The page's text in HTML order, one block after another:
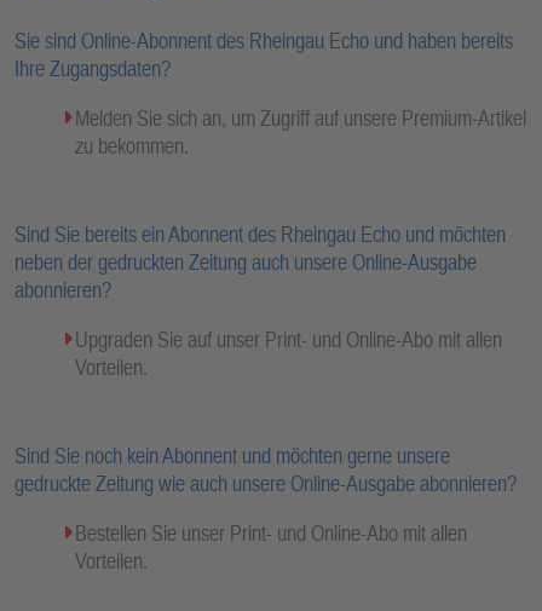
Sie sind Online-Abonnent des Rheingau Echo und haben bereits
Ihre Zugangsdaten?
Melden Sie sich an, um Zugriff auf unsere Premium-Artikel
zu bekommen.
Sind Sie bereits ein Abonnent des Rheingau Echo und möchten
neben der gedruckten Zeitung auch unsere Online-Ausgabe
abonnieren?
Upgraden Sie auf unser Print- und Online-Abo mit allen
Vorteilen.
Sind Sie noch kein Abonnent und möchten gerne unsere
gedruckte Zeitung wie auch unsere Online-Ausgabe abonnieren?
Bestellen Sie unser Print- und Online-Abo mit allen
Vorteilen.